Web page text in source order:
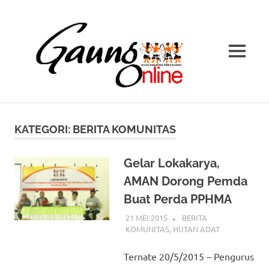
content
AMAN
Adat
MENU
KATEGORI: BERITA KOMUNITAS
Gelar Lokakarya,
AMAN Dorong Pemda
Buat Perda PPHMA
21 MEI 2015
BERITA
KOMUNITAS, HUTAN ADAT
Ternate 20/5/2015 – Pengurus